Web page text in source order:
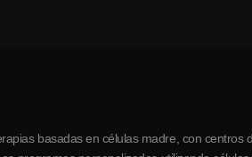
basadas en células madre, con